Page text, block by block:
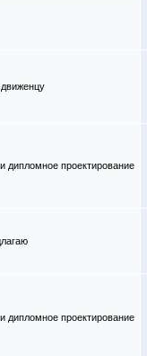
дипломное проектирование
дипломное проектирование